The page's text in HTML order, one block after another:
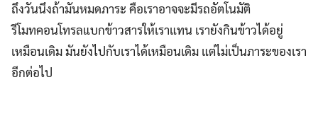
ถึงวันนึงถ้ามันหมดภาระ คือเราอาจจะมีรถอัตโนมัติ
รีโมทคอนโทรลแบกข้าวสารให้เราแทน เรายังกินข้าวได้อยู่
เหมือนเดิม มันยังไปกับเราได้เหมือนเดิม แต่ไม่เป็นภาระของเรา
อีกต่อไป